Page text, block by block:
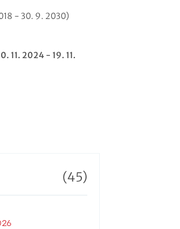
- 30. 9. 2030)
11. 2024 - 19. 11.
(45)